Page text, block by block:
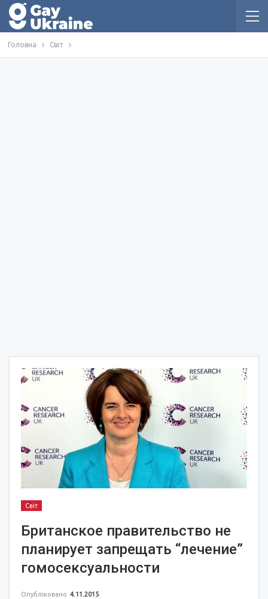
Головна Світ
Світ
Британское правительство не
планирует запрещать “лечение”
гомосексуальности
Опубліковано 4.11.2015